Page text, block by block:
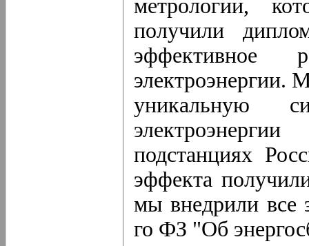
метрологии,
получили
эффективное
электроэнергии.
уникальную
подстанциях
эффекта
мы внедрили все
го ФЗ "Об